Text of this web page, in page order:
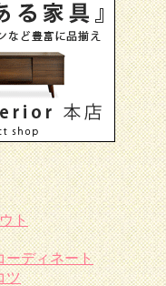
ト
ーディネート
ツ